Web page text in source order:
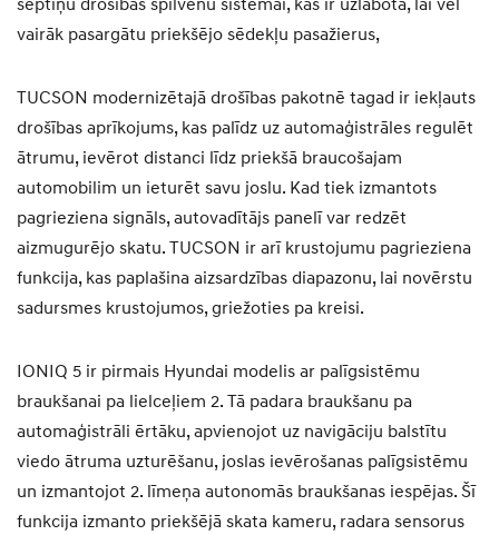
septiņu drošības spilvenu sistēmai, kas ir uzlabota, lai vēl
vairāk pasargātu priekšējo sēdekļu pasažierus,
TUCSON modernizētajā drošības pakotnē tagad ir iekļauts
drošības aprīkojums, kas palīdz uz automaģistrāles regulēt
ātrumu, ievērot distanci līdz priekšā braucošajam
automobilim un ieturēt savu joslu. Kad tiek izmantots
pagrieziena signāls, autovadītājs panelī var redzēt
aizmugurējo skatu. TUCSON ir arī krustojumu pagrieziena
funkcija, kas paplašina aizsardzības diapazonu, lai novērstu
sadursmes krustojumos, griežoties pa kreisi.
IONIQ 5 ir pirmais Hyundai modelis ar palīgsistēmu
braukšanai pa lielceļiem 2. Tā padara braukšanu pa
automaģistrāli ērtāku, apvienojot uz navigāciju balstītu
viedo ātruma uzturēšanu, joslas ievērošanas palīgsistēmu
un izmantojot 2. līmeņa autonomās braukšanas iespējas. Šī
funkcija izmanto priekšējā skata kameru, radara sensorus